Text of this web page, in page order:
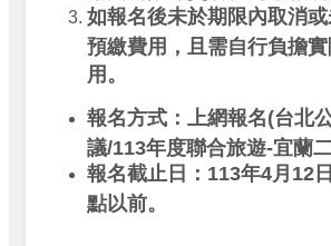
如報名後未於期限內取消
預繳費用，且需自行負擔
用。
報名方式：上網報名(台北
議/113年度聯合旅遊-宜蘭
報名截止日：113年4月12
點以前。